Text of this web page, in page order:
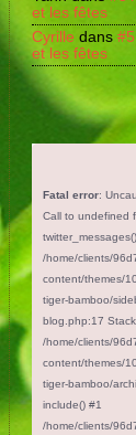
et les fêtes
Cyrille dans
et les fêtes
Fatal error:
Call to undefined
/home/clients/
content/themes/
tiger-bamboo/
blog.php:17
/home/clients/
content/themes/
tiger-bamboo/
include() #1
/home/clients/